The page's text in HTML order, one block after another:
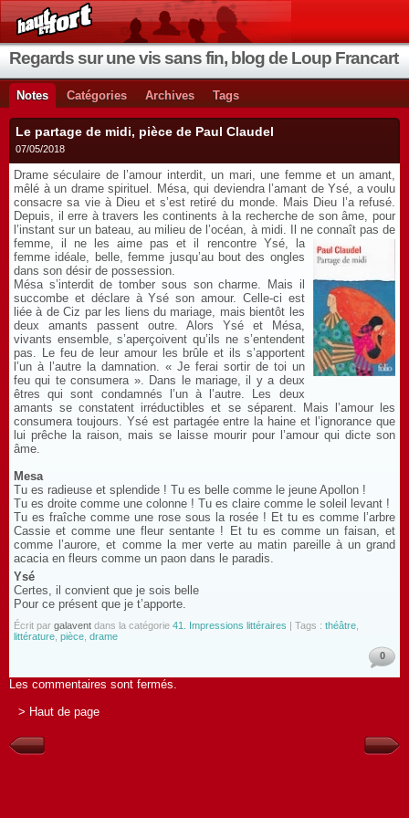
Regards sur une vis sans fin, blog de Loup Francart
Notes Catégories Archives Tags
Le partage de midi, pièce de Paul Claudel
07/05/2018
Drame séculaire de l’amour interdit, un mari, une femme et un amant,
mêlé à un drame spirituel. Mésa, qui deviendra l’amant de Ysé, a voulu
consacre sa vie à Dieu et s’est retiré du monde. Mais Dieu l’a refusé.
Depuis, il erre à travers les continents à la recherche de son âme, pour
l’instant sur un bateau, au milieu de l’océan, à midi. Il ne connaît pas de
femme, il ne les aime pas et il rencontre Ysé, la
femme idéale, belle, femme jusqu’au bout des ongles
dans son désir de possession.
Mésa s’interdit de tomber sous son charme. Mais il
succombe et déclare à Ysé son amour. Celle-ci est
liée à de Ciz par les liens du mariage, mais bientôt les
deux amants passent outre. Alors Ysé et Mésa,
vivants ensemble, s’aperçoivent qu’ils ne s’entendent
pas. Le feu de leur amour les brûle et ils s’apportent
l’un à l’autre la damnation. « Je ferai sortir de toi un
feu qui te consumera ». Dans le mariage, il y a deux
êtres qui sont condamnés l’un à l’autre. Les deux
amants se constatent irréductibles et se séparent. Mais l’amour les
consumera toujours. Ysé est partagée entre la haine et l’ignorance que
lui prêche la raison, mais se laisse mourir pour l’amour qui dicte son
âme.
Mesa
Tu es radieuse et splendide ! Tu es belle comme le jeune Apollon !
Tu es droite comme une colonne ! Tu es claire comme le soleil levant !
Tu es fraîche comme une rose sous la rosée ! Et tu es comme l’arbre
Cassie et comme une fleur sentante ! Et tu es comme un faisan, et
comme l’aurore, et comme la mer verte au matin pareille à un grand
acacia en fleurs comme un paon dans le paradis.
Ysé
Certes, il convient que je sois belle
Pour ce présent que je t’apporte.
Écrit par galavent dans la catégorie 41. Impressions littéraires | Tags : théâtre
littérature pièce drame
0
Les commentaires sont fermés.
> Haut de page